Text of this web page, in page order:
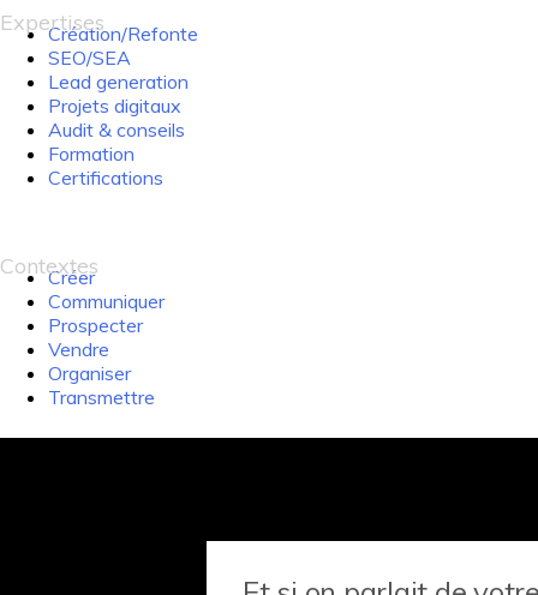
l’article
Expertises
Création/Refonte
SEO/SEA
Lead generation
Projets digitaux
Audit & conseils
Formation
Certifications
Contextes
Créer
Communiquer
Prospecter
Vendre
Organiser
Transmettre